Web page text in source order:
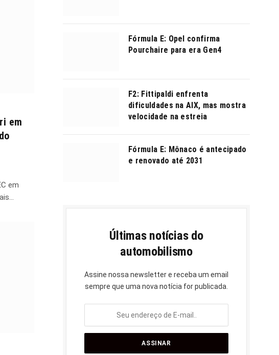
em
em
Fórmula E: Opel confirma
Pourchaire para era Gen4
F2: Fittipaldi enfrenta
dificuldades na AIX, mas mostra
velocidade na estreia
Fórmula E: Mônaco é antecipado
e renovado até 2031
Últimas notícias do
automobilismo
Assine nossa newsletter e receba um email
sempre que uma nova notícia for publicada.